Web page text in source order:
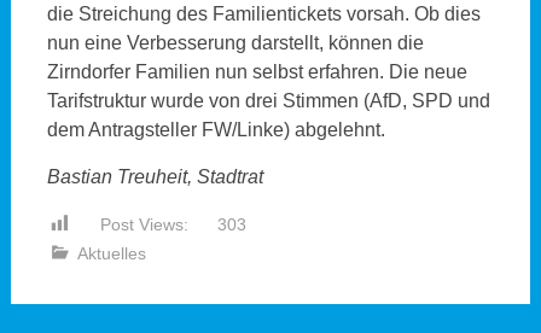
die Streichung des Familientickets vorsah. Ob dies
nun eine Verbesserung darstellt, können die
Zirndorfer Familien nun selbst erfahren. Die neue
Tarifstruktur wurde von drei Stimmen (AfD, SPD und
dem Antragsteller FW/Linke) abgelehnt.
Bastian Treuheit, Stadtrat
Post Views:
303
Aktuelles